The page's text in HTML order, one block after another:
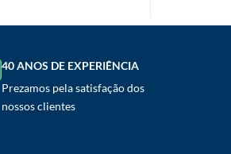
40 ANOS DE EXPERIÊNCIA
Prezamos pela satisfação dos
nossos clientes